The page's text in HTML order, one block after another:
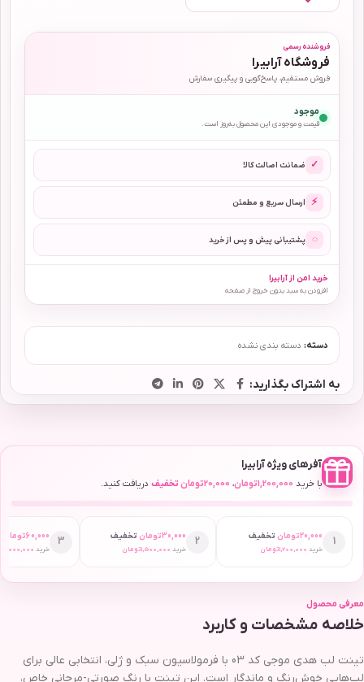
فروشنده رسمی
فروشگاه آرابیرا
فروش مستقیم، پاسخ‌گویی و پیگیری سفارش
موجود
قیمت و موجودی این محصول به‌روز است.
✓ ضمانت اصالت کالا
⚡ ارسال سریع و مطمئن
◌ پشتیبانی پیش و پس از خرید
خرید امن از آرابیرا
افزودن به سبد بدون خروج از صفحه
دسته: دسته بندی نشده
به اشتراک بگذارید:
آفرهای ویژه آرابیرا
با خرید 1,200,000تومان، 20,000تومان تخفیف دریافت کنید.
1
20,000تومان تخفیف
خرید 1,200,000تومان
2
30,000تومان تخفیف
خرید 1,500,000تومان
3
60,000تومان
خرید 2,000,000
معرفی محصول
خلاصه مشخصات و کاربرد
تینت لب هدی موجی کد 03 با فرمولاسیون سبک و ژلی، انتخابی عالی برای
لب‌هایی خوش‌رنگ و ماندگار است. این تینت با رنگ صورتی-مرجانی خاص،